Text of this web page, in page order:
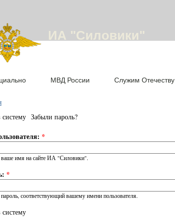
ИА "Силовики"
МВД России Служим Отечеству
Забыли пароль?
*
имя на сайте ИА "Силовики".
*
соответствующий вашему имени пользователя.